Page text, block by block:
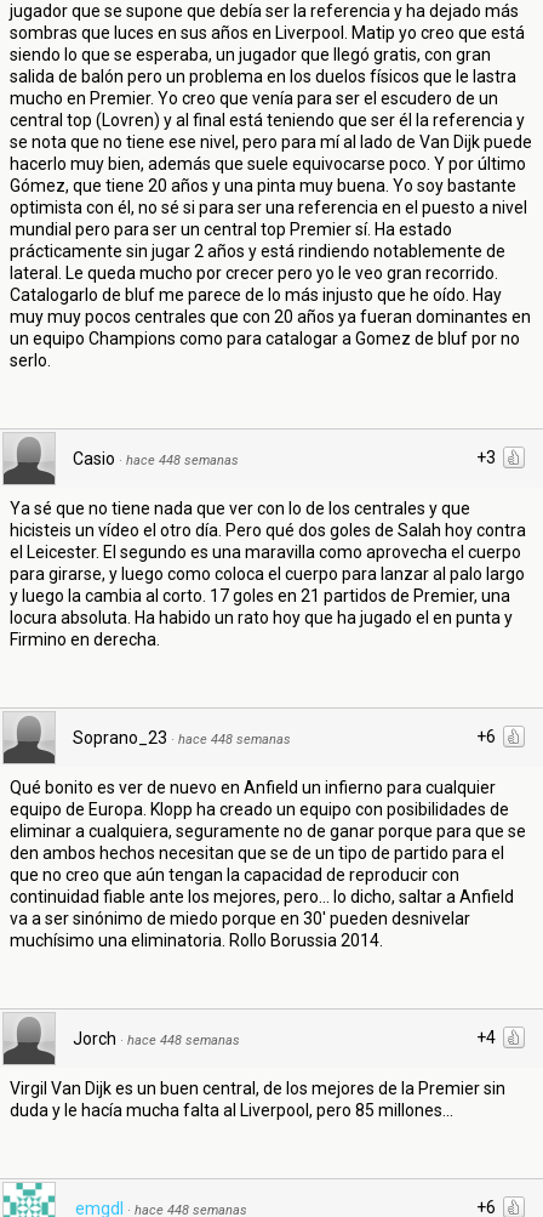
jugador que se supone que debía ser la referencia y ha dejado más
sombras que luces en sus años en Liverpool. Matip yo creo que está
siendo lo que se esperaba, un jugador que llegó gratis, con gran
salida de balón pero un problema en los duelos físicos que le lastra
mucho en Premier. Yo creo que venía para ser el escudero de un
central top (Lovren) y al final está teniendo que ser él la referencia y
se nota que no tiene ese nivel, pero para mí al lado de Van Dijk puede
hacerlo muy bien, además que suele equivocarse poco. Y por último
Gómez, que tiene 20 años y una pinta muy buena. Yo soy bastante
optimista con él, no sé si para ser una referencia en el puesto a nivel
mundial pero para ser un central top Premier sí. Ha estado
prácticamente sin jugar 2 años y está rindiendo notablemente de
lateral. Le queda mucho por crecer pero yo le veo gran recorrido.
Catalogarlo de bluf me parece de lo más injusto que he oído. Hay
muy muy pocos centrales que con 20 años ya fueran dominantes en
un equipo Champions como para catalogar a Gomez de bluf por no
serlo.
+3
Casio · hace 448 semanas
Ya sé que no tiene nada que ver con lo de los centrales y que
hicisteis un vídeo el otro día. Pero qué dos goles de Salah hoy contra
el Leicester. El segundo es una maravilla como aprovecha el cuerpo
para girarse, y luego como coloca el cuerpo para lanzar al palo largo
y luego la cambia al corto. 17 goles en 21 partidos de Premier, una
locura absoluta. Ha habido un rato hoy que ha jugado el en punta y
Firmino en derecha.
+6
Soprano_23 · hace 448 semanas
Qué bonito es ver de nuevo en Anfield un infierno para cualquier
equipo de Europa. Klopp ha creado un equipo con posibilidades de
eliminar a cualquiera, seguramente no de ganar porque para que se
den ambos hechos necesitan que se de un tipo de partido para el
que no creo que aún tengan la capacidad de reproducir con
continuidad fiable ante los mejores, pero... lo dicho, saltar a Anfield
va a ser sinónimo de miedo porque en 30' pueden desnivelar
muchísimo una eliminatoria. Rollo Borussia 2014.
+4
Jorch · hace 448 semanas
Virgil Van Dijk es un buen central, de los mejores de la Premier sin
duda y le hacía mucha falta al Liverpool, pero 85 millones...
+6
emgdl · hace 448 semanas